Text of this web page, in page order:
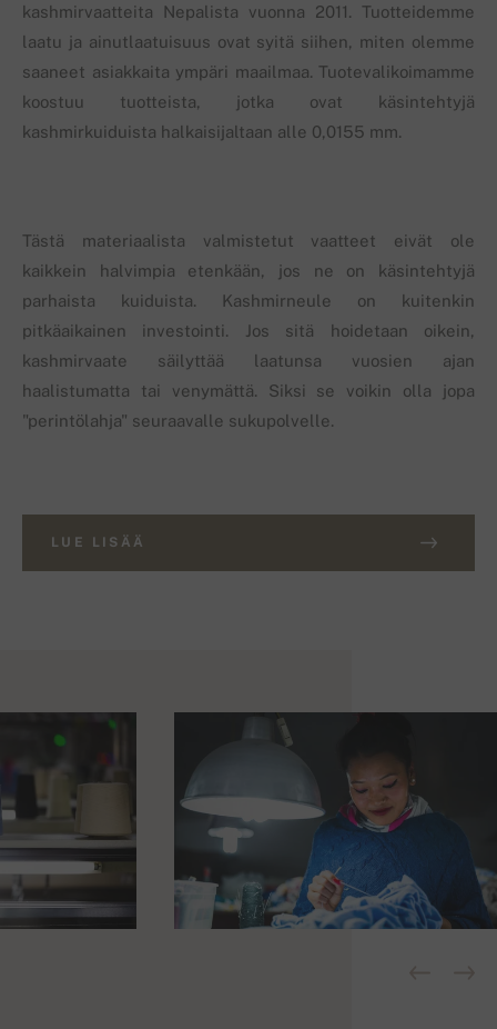
kashmirvaatteita Nepalista vuonna 2011. Tuotteidemme
laatu ja ainutlaatuisuus ovat syitä siihen, miten olemme
saaneet asiakkaita ympäri maailmaa. Tuotevalikoimamme
koostuu tuotteista, jotka ovat käsintehtyjä
kashmirkuiduista halkaisijaltaan alle 0,0155 mm.
Tästä materiaalista valmistetut vaatteet eivät ole
kaikkein halvimpia etenkään, jos ne on käsintehtyjä
parhaista kuiduista. Kashmirneule on kuitenkin
pitkäaikainen investointi. Jos sitä hoidetaan oikein,
kashmirvaate säilyttää laatunsa vuosien ajan
haalistumatta tai venymättä. Siksi se voikin olla jopa
"perintölahja" seuraavalle sukupolvelle.
LUE LISÄÄ